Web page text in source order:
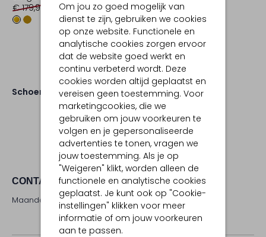
Om jou zo goed mogelijk van
dienst te zijn, gebruiken we cookies
op onze website. Functionele en
analytische cookies zorgen ervoor
dat de website goed werkt en
continu verbeterd wordt. Deze
cookies worden altijd geplaatst en
vereisen geen toestemming. Voor
marketingcookies, die we
gebruiken om jouw voorkeuren te
volgen en je gepersonaliseerde
advertenties te tonen, vragen we
jouw toestemming. Als je op
"Weigeren" klikt, worden alleen de
functionele en analytische cookies
geplaatst. Je kunt ook op "Cookie-
instellingen" klikken voor meer
informatie of om jouw voorkeuren
aan te passen.
€ 179,99
€ 89,99
Schoenen
CONTACT
Maandag - zaterdag 09:00 - 17:00 uur